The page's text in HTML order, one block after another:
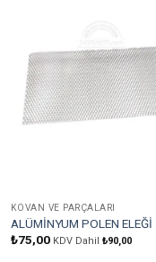
KOVAN VE PARÇALARI
ALÜMİNYUM POLEN ELEĞİ
₺75,00 KDV Dahil ₺90,00